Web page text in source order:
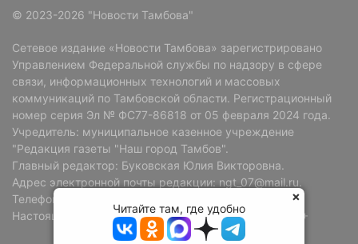
© 2023-2026 "Новости Тамбова"
Сетевое издание «Новости Тамбова» зарегистрировано
Управлением Федеральной службы по надзору в сфере
связи, информационных технологий и массовых
коммуникаций по Тамбовской области. Регистрационный
номер серия Эл № ФС77-86818 от 05 февраля 2024 года.
Учредитель: муниципальное казенное учреждение
"Редакция газеты "Наш город Тамбов".
Главный редактор: Буковская Юлия Викторовна.
Адрес электронной почты редакции: ngt_07@mail.ru.
Телефон редакции: +7 (4752) 72-69-37.
Настоящий ресурс может содержать материалы 18+
Читайте там, где удобно